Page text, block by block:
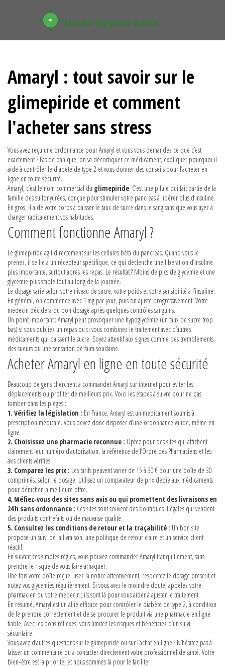
Amaryl : tout savoir sur le
glimepiride et comment
l'acheter sans stress
Vous avez reçu une ordonnance pour Amaryl et vous vous demandez ce que c’est
exactement ? Pas de panique, on va décortiquer ce médicament, expliquer pourquoi il
aide à contrôler le diabète de type 2 et vous donner des conseils pour l’acheter en
ligne en toute sécurité.
Amaryl, c’est le nom commercial du glimepiride. C’est une pilule qui fait partie de la
famille des sulfonyurées, conçue pour stimuler votre pancréas à libérer plus d’insuline.
En gros, il aide votre corps à baisser le taux de sucre dans le sang sans que vous ayez à
changer radicalement vos habitudes.
Comment fonctionne Amaryl ?
Le glimepiride agit directement sur les cellules bêta du pancréas. Quand vous le
prenez, il se lie à un récepteur spécifique, ce qui déclenche une libération d’insuline
plus importante, surtout après les repas. Le résultat ? Moins de pics de glycémie et une
glycémie plus stable tout au long de la journée.
Le dosage varie selon votre niveau de sucre, votre poids et votre sensibilité à l’insuline.
En général, on commence avec 1 mg par jour, puis on ajuste progressivement. Votre
médecin décidera du bon dosage après quelques contrôles sanguins.
Un point important : Amaryl peut provoquer une hypoglycémie (un taux de sucre trop
bas) si vous oubliez un repas ou si vous combinez le traitement avec d’autres
médicaments qui baissent le sucre. Soyez attentif aux signes comme des tremblements,
des sueurs ou une sensation de faim soudaine.
Acheter Amaryl en ligne en toute sécurité
Beaucoup de gens cherchent à commander Amaryl sur internet pour éviter les
déplacements ou profiter de meilleurs prix. Voici les étapes à suivre pour ne pas
tomber dans les pièges :
1. Vérifiez la législation : En France, Amaryl est un médicament soumis à
prescription médicale. Vous devez donc disposer d’une ordonnance valide, même en
ligne.
2. Choisissez une pharmacie reconnue : Optez pour des sites qui affichent
clairement leur numéro d’autorisation, la référence de l’Ordre des Pharmaciens et les
avis clients vérifiés.
3. Comparez les prix : Les tarifs peuvent varier de 15 à 30 € pour une boîte de 30
comprimés, selon le dosage. Utilisez un comparateur de prix dédié aux médicaments
pour dénicher la meilleure offre.
4. Méfiez‑vous des sites sans avis ou qui promettent des livraisons en
24 h sans ordonnance : Ces sites sont souvent des boutiques illégales qui vendent
des produits contrefaits ou de mauvaise qualité.
5. Consultez les conditions de retour et la traçabilité : Un bon site
propose un suivi de la livraison, une politique de retour claire et un service client
réactif.
En suivant ces simples règles, vous pouvez commander Amaryl tranquillement, sans
prendre le risque de vous faire arnaquer.
Une fois votre boîte reçue, lisez la notice attentivement, respectez le dosage prescrit et
notez vos glycémies régulièrement. Si vous avez le moindre doute, appelez votre
pharmacien ou votre médecin ; ils sont là pour vous aider à ajuster le traitement.
En résumé, Amaryl est un allié efficace pour contrôler le diabète de type 2, à condition
de le prendre correctement et de se procurer le produit via une pharmacie en ligne
fiable. Avec les bons réflexes, vous limitez les risques et bénéficiez d’un suivi
sécuritaire.
Vous avez d’autres questions sur le glimepiride ou sur l’achat en ligne ? N’hésitez pas à
laisser un commentaire ou à contacter directement votre professionnel de santé. Votre
bien‑être est la priorité, et nous sommes là pour le faciliter.